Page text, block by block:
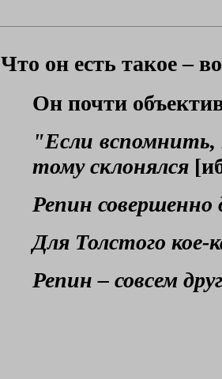
Что он есть такое –
Он почти
"Если вспомнить,
тому склонялся
Репин совершенно
Для Толстого
Репин – совсем